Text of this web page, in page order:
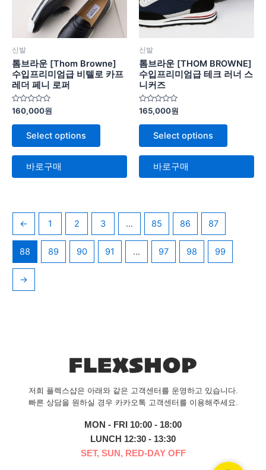
신발
톰브라운 [Thom Browne]
수입프리미엄급 비텔로 카프
레더 페니 로퍼
5
중
에
로
가
160,000원
Select options
바로구매
신발
톰브라운 [THOM BROWNE]
수입프리미엄급 테크 러너 스
니커즈
5
중
에
로
가
165,000원
Select options
바로구매
← 1 2 3 … 85 86 87
88 89 90 91 … 97 98 99
→
저희 플렉스샵은 아래와 같은 고객센터를 운영하고 있습니다.
빠른 상담을 원하실 경우 카카오톡 고객센터를 이용해주세요.
MON - FRI 10:00 - 18:00
LUNCH 12:30 - 13:30
SET, SUN, RED-DAY OFF